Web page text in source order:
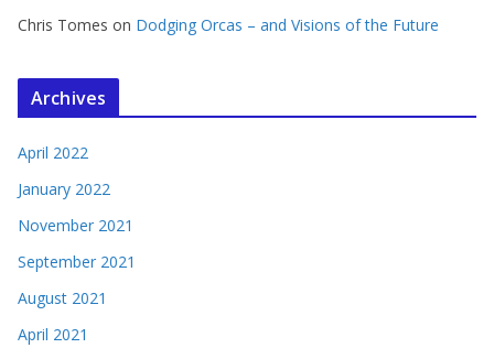
Chris Tomes on Dodging Orcas – and Visions of the Future
Archives
April 2022
January 2022
November 2021
September 2021
August 2021
April 2021